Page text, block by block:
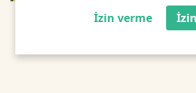
İzin verme